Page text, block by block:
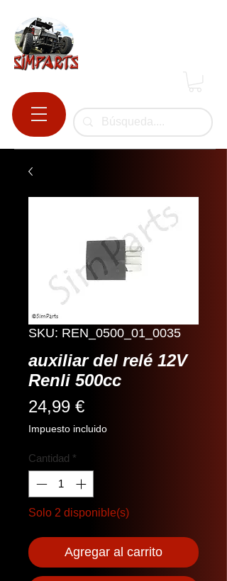
SKU: REN_0500_01_0035
auxiliar del relé 12V
Renli 500cc
24,99 €Precio
Impuesto incluido
Cantidad *
Solo 2 disponible(s)
Agregar al carrito